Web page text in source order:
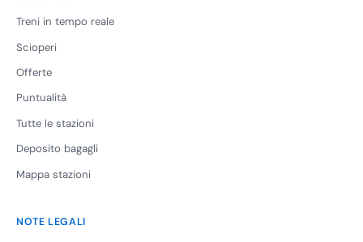
Treni in tempo reale
Scioperi
Offerte
Puntualità
Tutte le stazioni
Deposito bagagli
Mappa stazioni
NOTE LEGALI